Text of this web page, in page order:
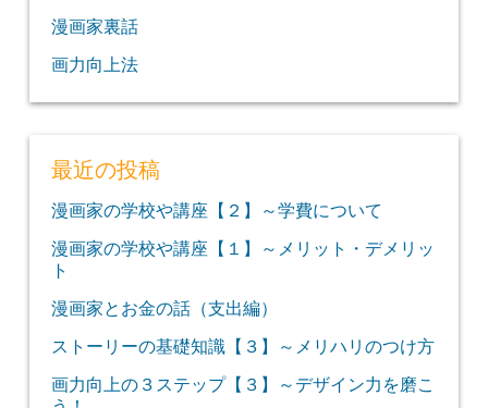
漫画家裏話
画力向上法
最近の投稿
漫画家の学校や講座【２】～学費について
漫画家の学校や講座【１】～メリット・デメリッ
ト
漫画家とお金の話（支出編）
ストーリーの基礎知識【３】～メリハリのつけ方
画力向上の３ステップ【３】～デザイン力を磨こ